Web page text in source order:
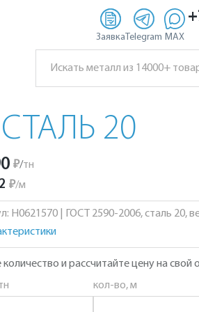
Заявка Telegram MAX
20
₽/тн
₽/м
Н0621570 | ГОСТ 2590-2006, сталь 20,
количество и рассчитайте цену на свой
кол-во, м